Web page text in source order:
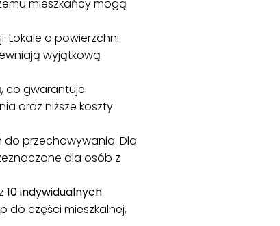
mieszkańcy mogą
Lokale o powierzchni
wyjątkową
, co gwarantuje
oraz niższe koszty
przechowywania. Dla
dla osób z
10 indywidualnych
do części mieszkalnej,